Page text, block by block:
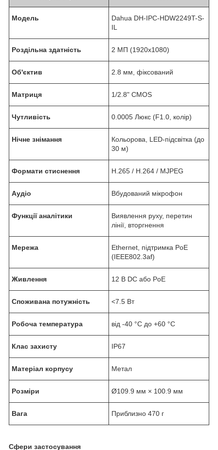
Модель
Dahua DH-IPC-HDW2249T-S-
IL
Роздільна здатність 2 МП (1920x1080)
Об'єктив 2.8 мм, фіксований
Матриця 1/2.8" CMOS
Чутливість 0.0005 Люкс (F1.0, колір)
Нічне знімання
Кольорова, LED-підсвітка (до
30 м)
Формати стиснення H.265 / H.264 / MJPEG
Аудіо Вбудований мікрофон
Функції аналітики
Виявлення руху, перетин
лінії, вторгнення
Мережа
Ethernet, підтримка PoE
(IEEE802.3af)
Живлення 12 В DC або PoE
Споживана потужність <7.5 Вт
Робоча температура від -40 °C до +60 °C
Клас захисту IP67
Матеріал корпусу Метал
Розміри Ø109.9 мм × 100.9 мм
Вага Приблизно 470 г
Сфери застосування